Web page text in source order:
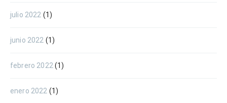
julio 2022 (1)
junio 2022 (1)
febrero 2022 (1)
enero 2022 (1)